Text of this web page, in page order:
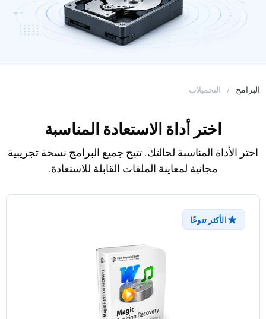
البرامج التحميلات
اختر أداة الاستعادة المناسبة
اختر الأداة المناسبة لحالتك. تتيح جميع البرامج نسخة تجريبية
مجانية لمعاينة الملفات القابلة للاستعادة.
الأكثر تنوعًا